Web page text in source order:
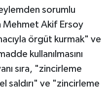
sorumlu
Mehmet Akif Ersoy
örgüt kurmak" ve
kullanılmasını
sıra, "zincirleme
saldırı" ve "zincirleme